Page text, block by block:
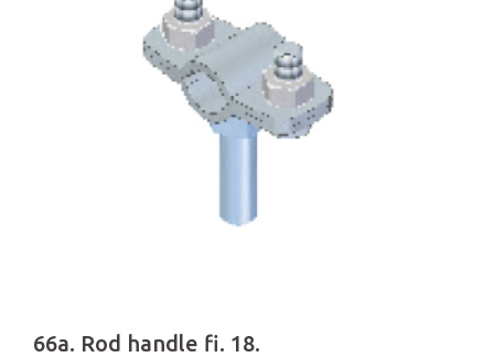
66a. Rod handle fi. 18.